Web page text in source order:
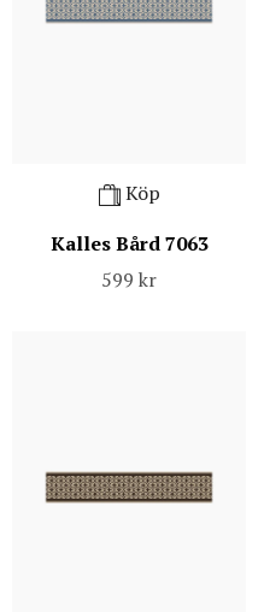
Köp
Kalles Bård 7063
599 kr